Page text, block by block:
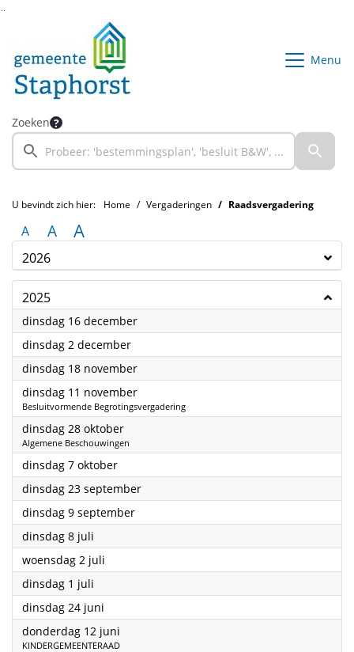
Ga naar de inhoud van deze pagina
Menu
Zoeken
U bevindt zich hier: Home Vergaderingen Raadsvergadering
A A A
2026
2025
dinsdag 16 december2025
dinsdag 2 december2025
dinsdag 18 november2025
dinsdag 11 november2025
Besluitvormende Begrotingsvergadering
dinsdag 28 oktober2025
Algemene Beschouwingen
dinsdag 7 oktober2025
dinsdag 23 september2025
dinsdag 9 september2025
dinsdag 8 juli
woensdag 2 juli
dinsdag 1 juli
dinsdag 24 juni
donderdag 12 juni
KINDERGEMEENTERAAD